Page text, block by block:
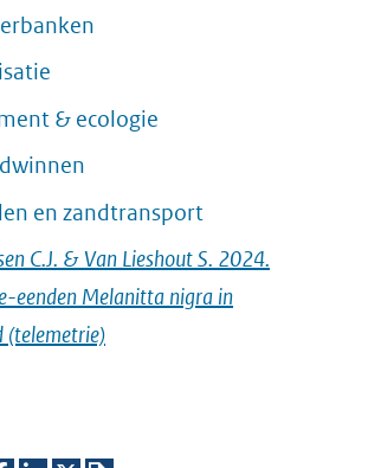
& ecologie
en zandtransport
C.J. & Van Lieshout S. 2024.
eenden Melanitta nigra in
(telemetrie)